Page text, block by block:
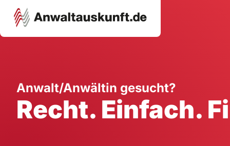
Ausbildung
Handwerk
Dienstleistung
Anwalt/Anwältin gesucht?
Recht. Einfach.